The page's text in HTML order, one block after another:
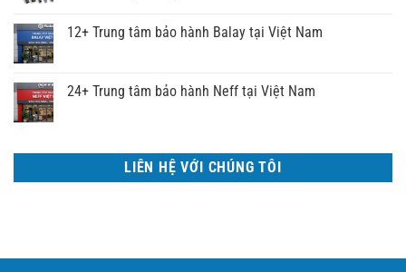
12+ Trung tâm bảo hành Balay tại Việt Nam
24+ Trung tâm bảo hành Neff tại Việt Nam
LIÊN HỆ VỚI CHÚNG TÔI